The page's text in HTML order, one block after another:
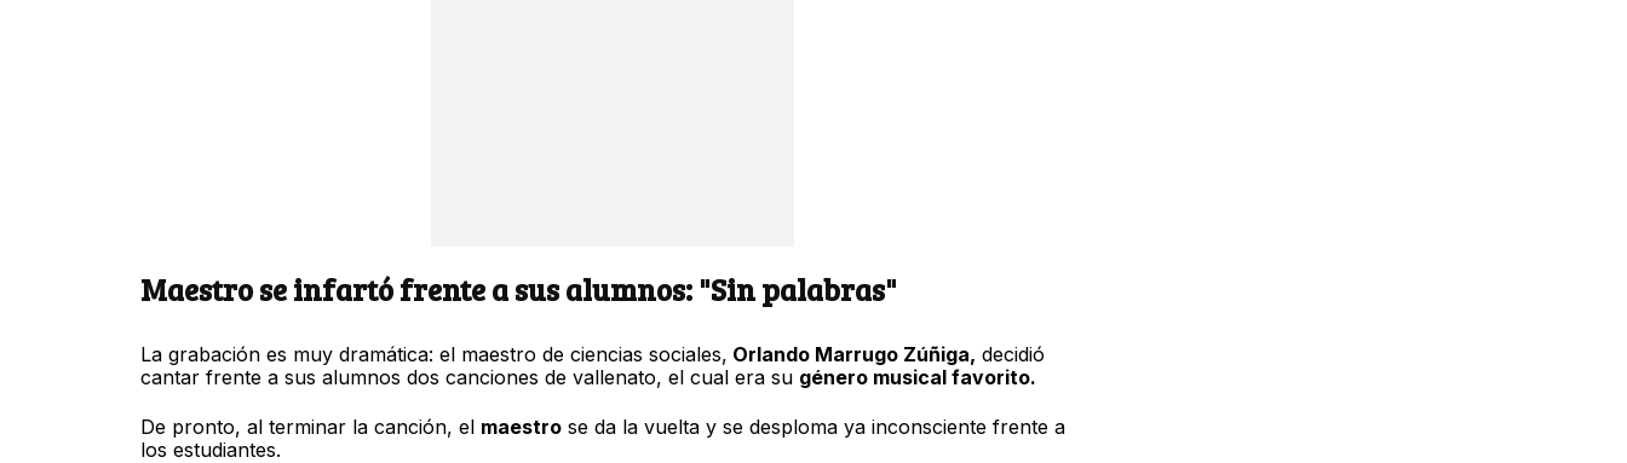
Maestro se infartó frente a sus alumnos: "Sin palabras"
La grabación es muy dramática: el maestro de ciencias sociales, Orlando Marrugo Zúñiga, decidió
cantar frente a sus alumnos dos canciones de vallenato, el cual era su género musical favorito.
De pronto, al terminar la canción, el maestrose da la vuelta y se desploma ya inconsciente frente a
los estudiantes.